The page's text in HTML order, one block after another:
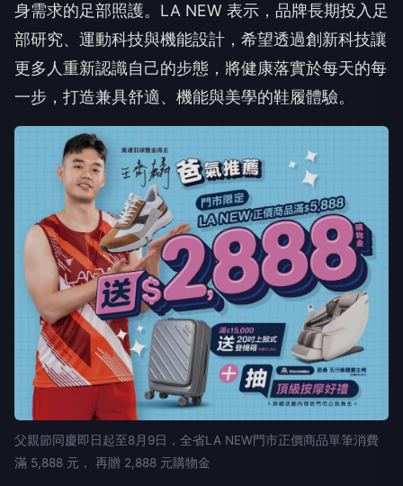
一步，打造兼具舒適、機能與美學的鞋履體驗。
父親節同慶即日起至8月9日，全省LA NEW門市正價商品單筆消費
滿 5,888 元， 再贈 2,888 元購物金
父親節檔期即日起至 8 月 9 日止，凡購買
CUBIC MATRIX 科技顯影健步鞋，即贈全方位 3D 科
技足測及科技選配足弓鞋墊；門市正價商品單筆消費